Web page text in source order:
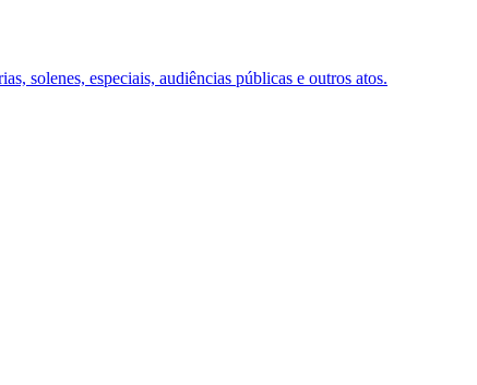
solenes, especiais, audiências públicas e outros atos.